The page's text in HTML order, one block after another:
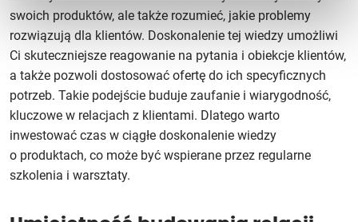
swoich produktów, ale także rozumieć, jakie problemy
rozwiązują dla klientów. Doskonalenie tej wiedzy umożliwi
Ci skuteczniejsze reagowanie na pytania i obiekcje klientów,
a także pozwoli dostosować ofertę do ich specyficznych
potrzeb. Takie podejście buduje zaufanie i wiarygodność,
kluczowe w relacjach z klientami. Dlatego warto
inwestować czas w ciągłe doskonalenie wiedzy
o produktach, co może być wspierane przez regularne
szkolenia i warsztaty.